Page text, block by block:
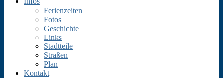
Ferienzeiten
Fotos
Geschichte
Links
Stadtteile
Straßen
Plan
Kontakt